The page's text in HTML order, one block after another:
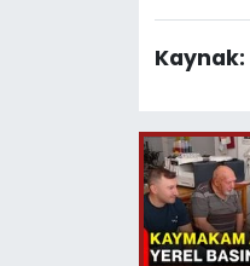
Kaynak: